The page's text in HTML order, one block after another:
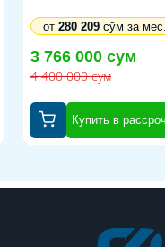
3 766 000 сум
4 400 000 сум
от 280 209сўм за мес.
Купить в